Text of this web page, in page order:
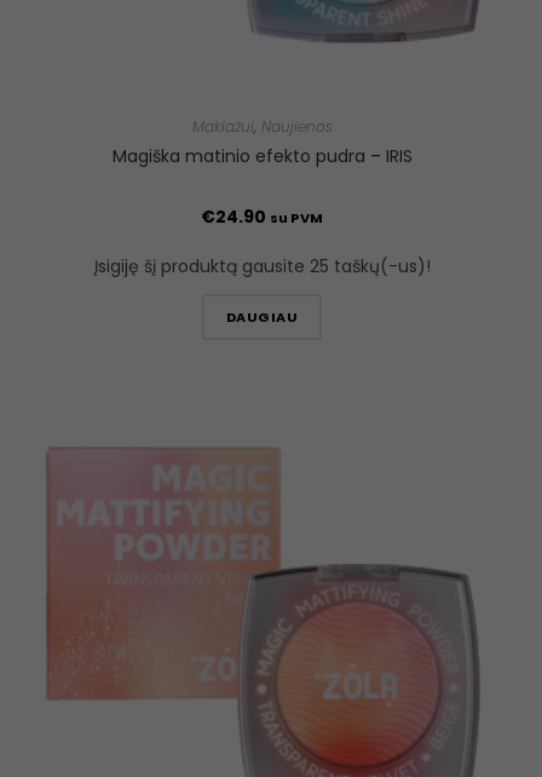
Makiažui, Naujienos
Magiška matinio efekto pudra – IRIS
€24.90 su PVM
Įsigiję šį produktą gausite 25 taškų(-us)!
DAUGIAU